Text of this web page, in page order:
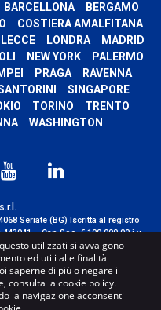
BARCELLONA
BERGAMO
COSTIERA AMALFITANA
LECCE LONDRA
MADRID
NEW YORK
PALERMO
PRAGA
RAVENNA
SINGAPORE
TORINO
TRENTO
WASHINGTON
Seriate (BG) Iscritta al registro
– Cap.Soc. € 100.000,00 i.v.
-CREDITS
utilizzati si avvalgono
ed utili alle finalità
saperne di più o negare il
consulta la cookie policy.
la navigazione acconsenti